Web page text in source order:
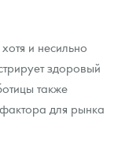
и несильно
здоровый
также
для рынка